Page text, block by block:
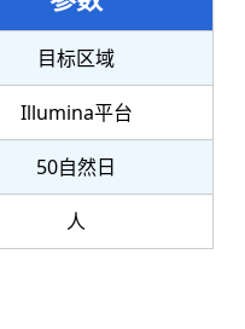
目标区域
Illumina平台
50自然日
人